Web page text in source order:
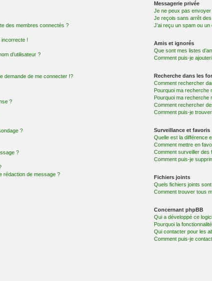
des membres connectés ?
incorrecte !
d’utilisateur ?
demande de me connecter !?
?
?
?
rédaction de message ?
Messagerie privée
Je ne peux pas
Je reçois sans arrêt
J’ai reçu un spam ou
Amis et ignorés
Que sont mes listes
Comment puis-je
Recherche dans les
Comment rechercher
Pourquoi ma recherche
Pourquoi ma recherche
Comment rechercher
Comment puis-je
Surveillance et favoris
Quelle est la différence
Comment mettre en
Comment surveiller des
Comment puis-je
Fichiers joints
Quels fichiers joints
Comment trouver tous
Concernant phpBB
Qui a développé ce
Pourquoi la
Qui contacter pour les
Comment puis-je